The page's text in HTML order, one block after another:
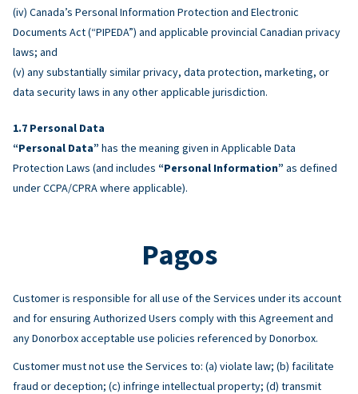
(iv) Canada’s Personal Information Protection and Electronic
Documents Act (“PIPEDA”) and applicable provincial Canadian privacy
laws; and
(v) any substantially similar privacy, data protection, marketing, or
data security laws in any other applicable jurisdiction.
Personal Data
“Personal Data” has the meaning given in Applicable Data
Protection Laws (and includes “Personal Information” as defined
under CCPA/CPRA where applicable).
Pagos
Customer is responsible for all use of the Services under its account
and for ensuring Authorized Users comply with this Agreement and
any Donorbox acceptable use policies referenced by Donorbox.
Customer must not use the Services to: (a) violate law; (b) facilitate
fraud or deception; (c) infringe intellectual property; (d) transmit